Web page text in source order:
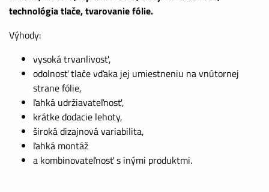
technológia tlače, tvarovanie fólie.
Výhody:
vysoká trvanlivosť,
odolnosť tlače vďaka jej umiestneniu na vnútornej
strane fólie,
ľahká udržiavateľnosť,
krátke dodacie lehoty,
široká dizajnová variabilita,
ľahká montáž
a kombinovateľnosť s inými produktmi.